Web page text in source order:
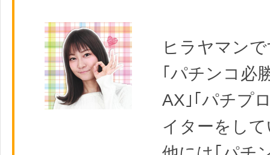
ヒラヤマン
｢パチンコ必
AX｣｢パチプ
イターをし